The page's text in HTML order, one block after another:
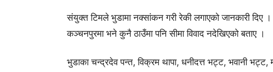
संयुक्त टिमले भुडामा नक्सांकन गरी रेकी लगाएको जानकारी दिए
कञ्चनपुरमा भने कुनै ठाउँमा पनि सीमा विवाद नदेखिएको बताए ।
भुडाका चन्द्रदेव पन्त, विक्रम थापा, धनीदत्त भट्ट, भवानी भट्ट,